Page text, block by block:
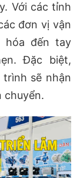
Với các tỉnh
đơn vị vận
hóa đến tay
Đặc biệt,
sẽ nhận
chuyển.